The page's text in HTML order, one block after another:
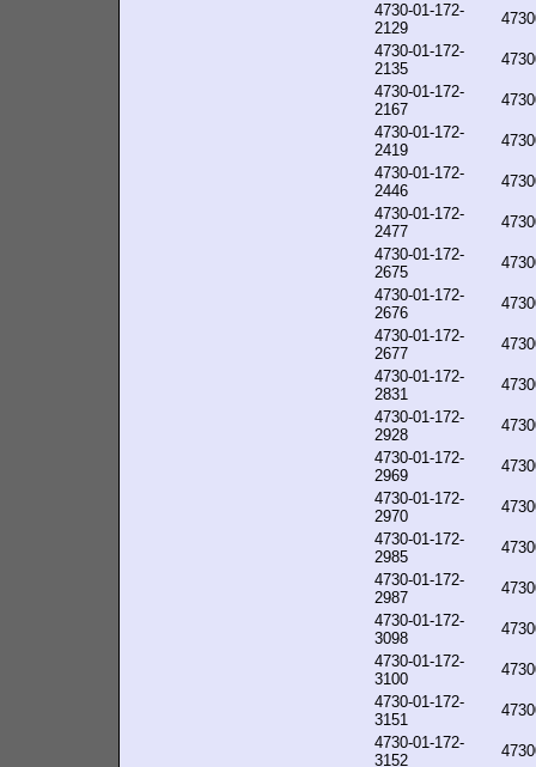
4730-01-172-
2129
4730-01-172-
2135
4730-01-172-
2167
4730-01-172-
2419
4730-01-172-
2446
4730-01-172-
2477
4730-01-172-
2675
4730-01-172-
2676
4730-01-172-
2677
4730-01-172-
2831
4730-01-172-
2928
4730-01-172-
2969
4730-01-172-
2970
4730-01-172-
2985
4730-01-172-
2987
4730-01-172-
3098
4730-01-172-
3100
4730-01-172-
3151
4730-01-172-
3152